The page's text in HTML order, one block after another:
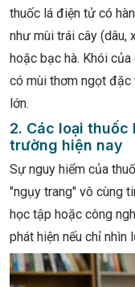
thuốc lá điện tử có
như mùi trái cây (dâu,
hoặc bạc hà. Khói
có mùi thơm ngọt
lớn.
2. Các loại
trường hiện nay
Sự nguy hiểm của
"ngụy trang" vô cùng
học tập hoặc công
phát hiện nếu chỉ nhìn